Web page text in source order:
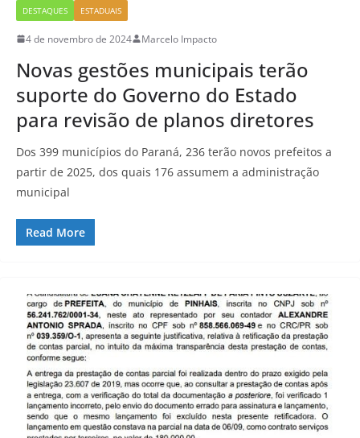
DESTAQUES ESTADUAIS
4 de novembro de 2024 Marcelo Impacto
Novas gestões municipais terão
suporte do Governo do Estado
para revisão de planos diretores
Dos 399 municípios do Paraná, 236 terão novos prefeitos a
partir de 2025, dos quais 176 assumem a administração
municipal
Read More